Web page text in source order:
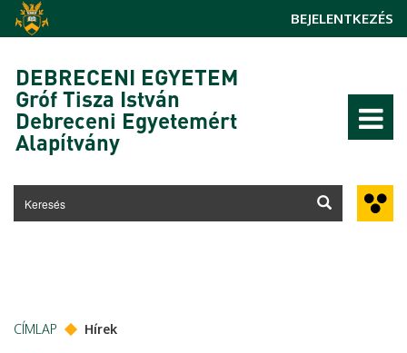
Ugrás a tartalomra
BEJELENTKEZÉS
DEBRECENI EGYETEM
Gróf Tisza István
Debreceni Egyetemért
Alapítvány
CÍMLAP Hírek